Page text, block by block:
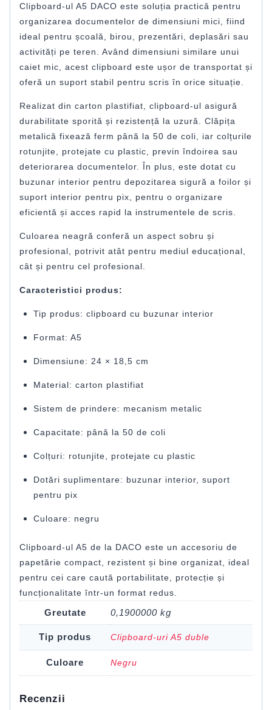
Clipboard-ul A5 DACO este soluția practică pentru
organizarea documentelor de dimensiuni mici, fiind
ideal pentru școală, birou, prezentări, deplasări sau
activități pe teren. Având dimensiuni similare unui
caiet mic, acest clipboard este ușor de transportat și
oferă un suport stabil pentru scris în orice situație.
Realizat din carton plastifiat, clipboard-ul asigură
durabilitate sporită și rezistență la uzură. Clăpița
metalică fixează ferm până la 50 de coli, iar colțurile
rotunjite, protejate cu plastic, previn îndoirea sau
deteriorarea documentelor. În plus, este dotat cu
buzunar interior pentru depozitarea sigură a foilor și
suport interior pentru pix, pentru o organizare
eficientă și acces rapid la instrumentele de scris.
Culoarea neagră conferă un aspect sobru și
profesional, potrivit atât pentru mediul educațional,
cât și pentru cel profesional.
Caracteristici produs:
Tip produs: clipboard cu buzunar interior
Format: A5
Dimensiune: 24 × 18,5 cm
Material: carton plastifiat
Sistem de prindere: mecanism metalic
Capacitate: până la 50 de coli
Colțuri: rotunjite, protejate cu plastic
Dotări suplimentare: buzunar interior, suport
pentru pix
Culoare: negru
Clipboard-ul A5 de la DACO este un accesoriu de
papetărie compact, rezistent și bine organizat, ideal
pentru cei care caută portabilitate, protecție și
funcționalitate într-un format redus.
Greutate 0,1900000 kg
Tip produs Clipboard-uri A5 duble
Culoare Negru
Recenzii